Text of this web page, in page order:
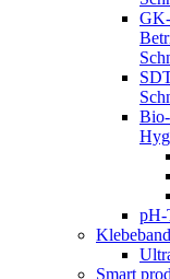
pH-
Smart